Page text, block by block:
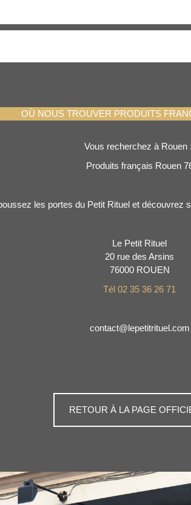
OÙ NOUS TROUVER PRODUITS
Vous recherchez à Rouen :
Produits français Rouen
les portes du Petit Rituel et découvrez
Le Petit Rituel
20 rue des Arsins
76000 ROUEN
Tél 02 35 36 26 71
contact@lepetitrituel.com
RETOUR À LA PAGE